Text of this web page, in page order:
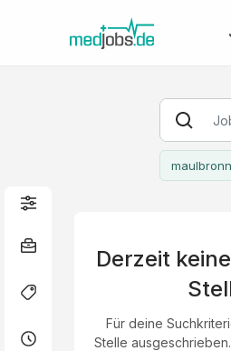
maulbronn
Derzeit
Für deine
Stelle